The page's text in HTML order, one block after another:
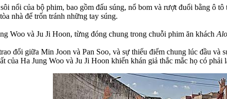
nổi của bộ phim, bao gồm đấu súng, nổ bom và rượt đuổi bằng ô
nhà để trốn tránh những tay súng.
Woo và Ju Ji Hoon, từng đóng chung trong chuỗi phim ăn khách
đổi giữa Min Joon và Pan Soo, và sự thiếu điểm chung lúc đầu
của Ha Jung Woo và Ju Ji Hoon khiến khán giả thắc mắc họ có phải